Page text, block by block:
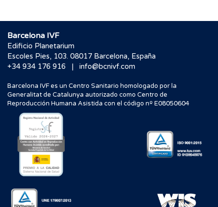
Barcelona IVF
Edificio Planetarium
Escoles Pies, 103. 08017 Barcelona, España
+34 934 176 916
| info@bcnivf.com
Barcelona IVF es un Centro Sanitario homologado por la
Generalitat de Catalunya autorizado como Centro de
Reproducción Humana Asistida con el código nº E08050604